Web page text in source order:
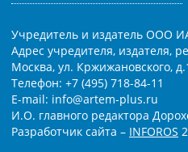
Учредитель и издатель ООО
Адрес учредителя, издателя,
Москва, ул. Кржижановского,
Телефон: +7 (495) 718-84-11
E-mail: info@artem-plus.ru
И.О. главного редактора
Разработчик сайта – INFOROS